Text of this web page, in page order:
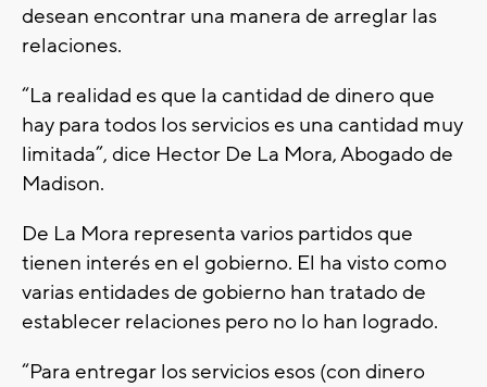
desean encontrar una manera de arreglar las
relaciones.
“La realidad es que la cantidad de dinero que
hay para todos los servicios es una cantidad muy
limitada”, dice Hector De La Mora, Abogado de
Madison.
De La Mora representa varios partidos que
tienen interés en el gobierno. El ha visto como
varias entidades de gobierno han tratado de
establecer relaciones pero no lo han logrado.
“Para entregar los servicios esos (con dinero